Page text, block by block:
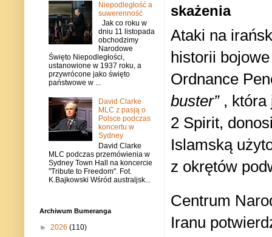
skażenia
Ataki na
historii
Ordnance
buster”, która
2 Spirit,
Islamską
z okrętów
Centrum
Iranu
Niepodległość a
suwerenność
Jak co roku w
dniu 11 listopada
obchodzimy
Narodowe
Święto Niepodległości,
ustanowione w 1937 roku, a
przywrócone jako święto
państwowe w ...
David Clarke
MLC z pasją o
Polsce podczas
koncertu w
Sydney
David Clarke
MLC podczas przemówienia w
Sydney Town Hall na koncercie
"Tribute to Freedom". Fot.
K.Bajkowski Wśród australjsk...
Archiwum Bumeranga
► 2026 (110)